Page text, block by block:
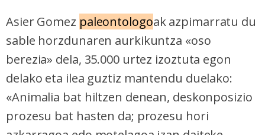
Asier Gomez paleontologoak azpimarratu du
sable horzdunaren aurkikuntza «oso
berezia» dela, 35.000 urtez izoztuta egon
delako eta ilea guztiz mantendu duelako:
«Animalia bat hiltzen denean, deskonposizio
prozesu bat hasten da; prozesu hori